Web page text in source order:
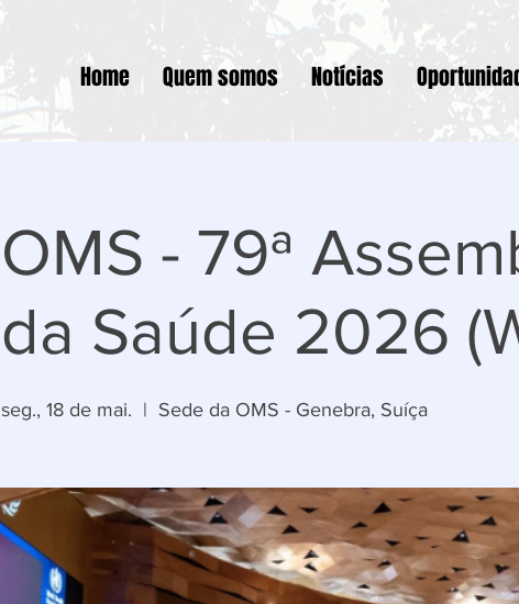
Home Quem somos Notícias
OMS - 79ª
da Saúde 2026
seg., 18 de mai.
  |
Sede da OMS - Genebra, Suíça